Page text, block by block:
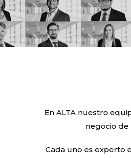
En ALTA nuestro
negocio de
Cada uno es experto